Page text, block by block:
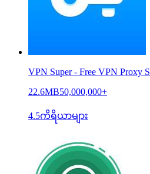
VPN Super - Free VPN Proxy
22.6MB50,000,000+
4.5ကိရိယာများ